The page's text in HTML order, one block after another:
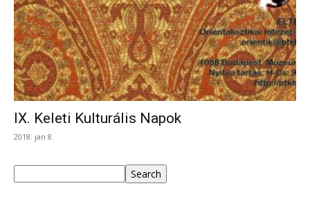
IX. Keleti Kulturális Napok
2018. jan 8.
Search